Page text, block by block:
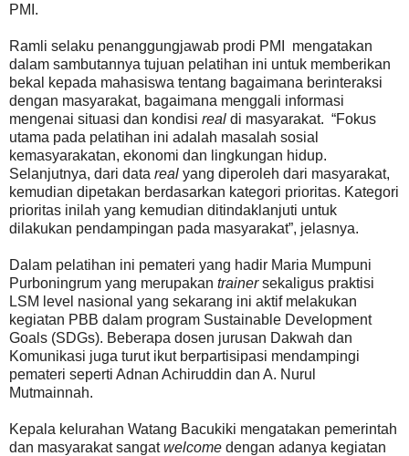
PMI.
Ramli selaku penanggungjawab prodi PMI mengatakan
dalam sambutannya tujuan pelatihan ini untuk memberikan
bekal kepada mahasiswa tentang bagaimana berinteraksi
dengan masyarakat, bagaimana menggali informasi
mengenai situasi dan kondisi real di masyarakat. “Fokus
utama pada pelatihan ini adalah masalah sosial
kemasyarakatan, ekonomi dan lingkungan hidup.
Selanjutnya, dari data real yang diperoleh dari masyarakat,
kemudian dipetakan berdasarkan kategori prioritas. Kategori
prioritas inilah yang kemudian ditindaklanjuti untuk
dilakukan pendampingan pada masyarakat”, jelasnya.
Dalam pelatihan ini pemateri yang hadir Maria Mumpuni
Purboningrum yang merupakan trainersekaligus praktisi
LSM level nasional yang sekarang ini aktif melakukan
kegiatan PBB dalam program Sustainable Development
Goals (SDGs). Beberapa dosen jurusan Dakwah dan
Komunikasi juga turut ikut berpartisipasi mendampingi
pemateri seperti Adnan Achiruddin dan A. Nurul
Mutmainnah.
Kepala kelurahan Watang Bacukiki mengatakan pemerintah
dan masyarakat sangatwelcome dengan adanya kegiatan